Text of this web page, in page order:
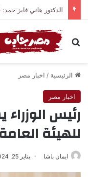
بحث عن
الرئيسية / اخبار مصر
اخبار مصر
رئيس
للهيئة
ايمان باشا يناير 25, 2024